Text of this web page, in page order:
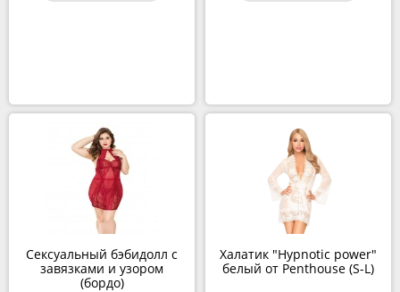
Сексуальный бэбидолл с
завязками и узором
(бордо)
Халатик "Hypnotic power"
белый от Penthouse (S-L)